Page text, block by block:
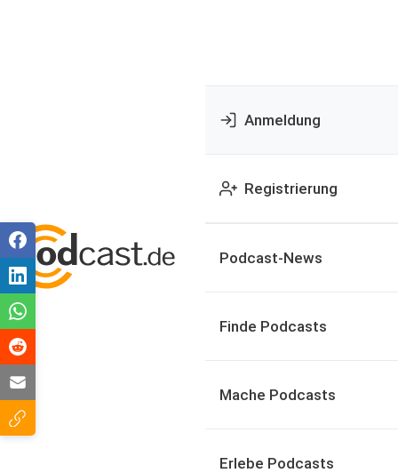
Anmeldung
Registrierung
Podcast-News
Finde Podcasts
Mache Podcasts
Erlebe Podcasts